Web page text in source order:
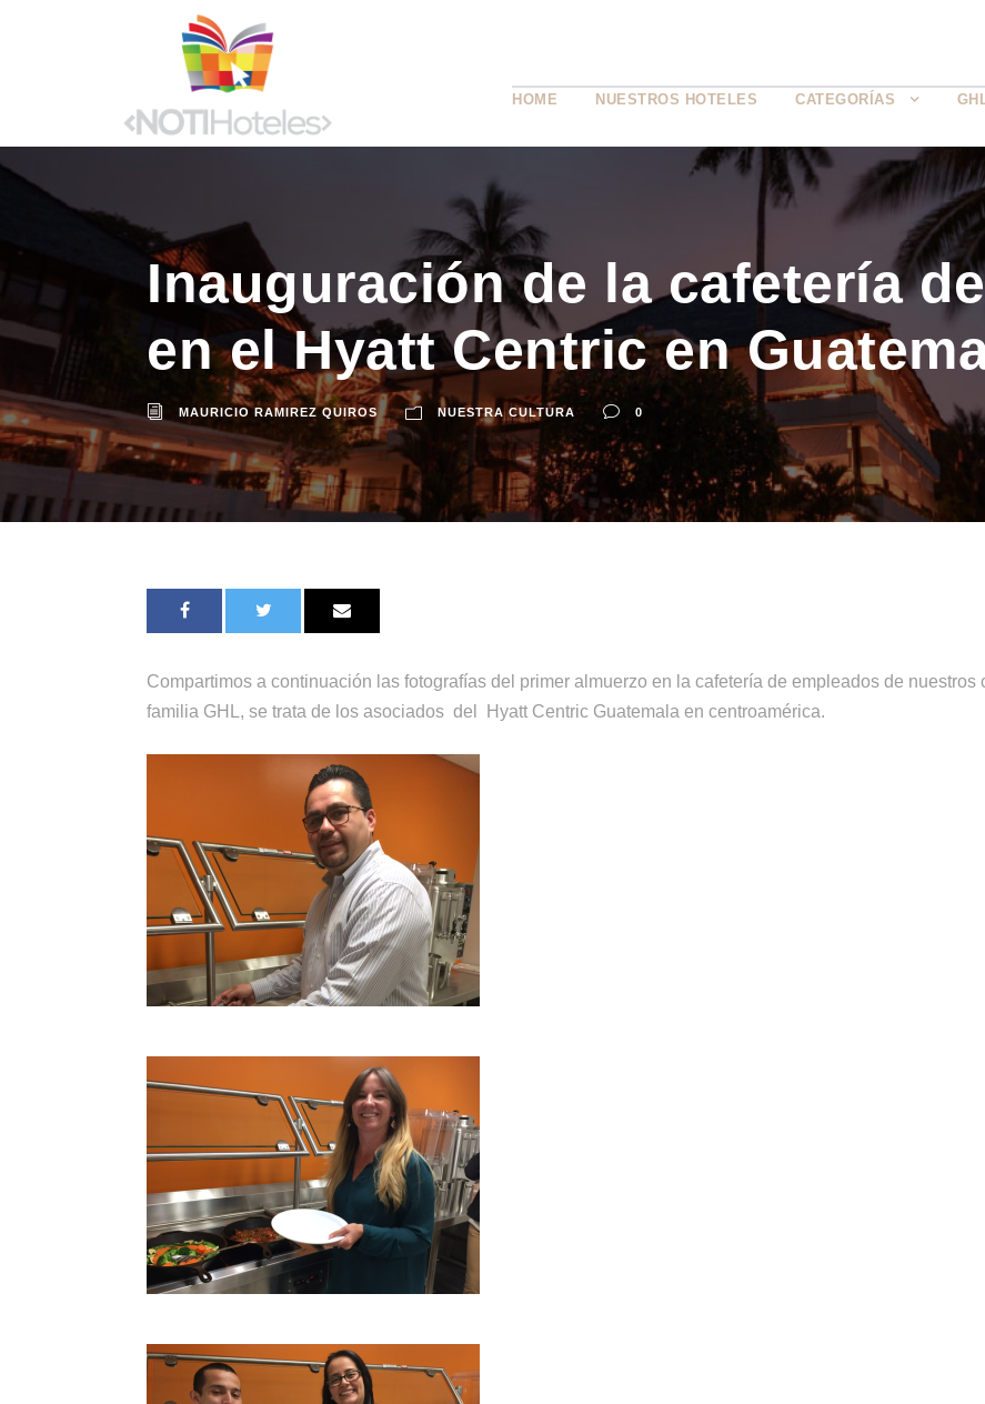
HOME NUESTROS HOTELES CATEGORÍAS
Inauguración de la cafetería
en el Hyatt Centric en
MAURICIO RAMIREZ QUIROS NUESTRA CULTURA 0
Compartimos a continuación las fotografías del primer almuerzo en la cafetería de empleados de
familia GHL, se trata de los asociados del Hyatt Centric Guatemala en centroamérica.